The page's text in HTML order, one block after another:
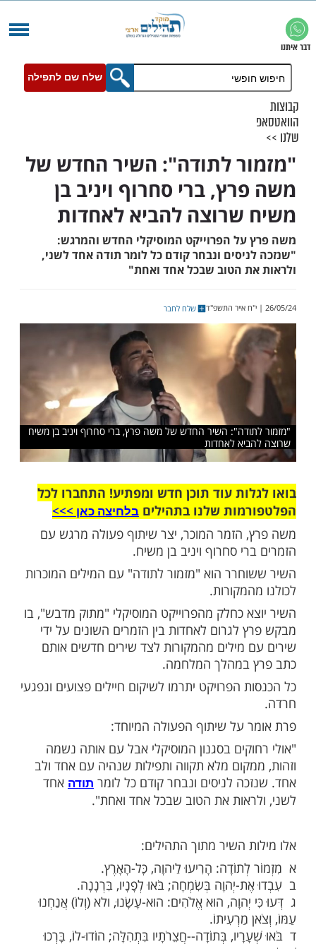
שלח שם לתפילה
לתודה": השיר החדש של
ברי סחרוף ויניב בן
שרוצה להביא לאחדות
הפרוייקט המוסיקלי החדש והמרגש:
ונבחר קודם כל לומר תודה אחד לשני,
הטוב שבכל אחד ואחת"
שלח לחבר
השיר החדש של משה פרץ, ברי סחרוף ויניב בן משיח
לאחדות
עוד תוכן חדש ומפתיע! התחברו לכל
שלנו בתהיליםבלחיצה כאן >>>​
המוכר, יצר שיתוף פעולה מרגש עם
סחרוף ויניב בן משיח.
הוא "מזמור לתודה" עם המילים המוכרות
כחלק מהפרוייקט המוסיקלי "מתוק מדבש", בו
לגרום לאחדות בין הזמרים השונים על ידי
מילים מהמקורות לצד שירים חדשים אותם
הפרויקט יתרמו לשיקום חיילים פצועים ונפגעי
על שיתוף הפעולה המיוחד:
בסגנון המוסיקלי אבל עם אותה נשמה